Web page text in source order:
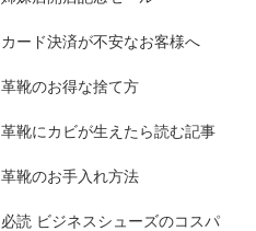
カード決済が不安なお客様へ
革靴のお得な捨て方
革靴にカビが生えたら読む記事
革靴のお手入れ方法
必読 ビジネスシューズのコスパ